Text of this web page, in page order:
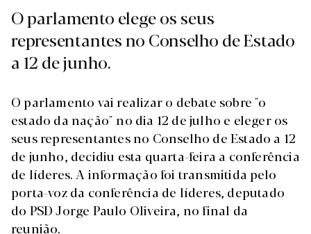
O parlamento elege os seus
representantes no Conselho de Estado
a 12 de junho.
O parlamento vai realizar o debate sobre "o
estado da nação" no dia 12 de julho e eleger os
seus representantes no Conselho de Estado a 12
de junho, decidiu esta quarta-feira a conferência
de líderes. A informação foi transmitida pelo
porta-voz da conferência de líderes, deputado
do PSD Jorge Paulo Oliveira, no final da
reunião.